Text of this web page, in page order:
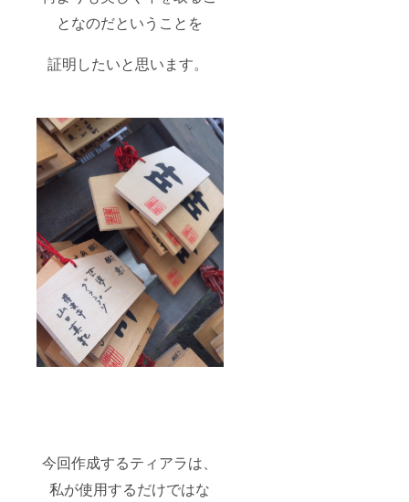
となのだということを
証明したいと思います。
今回作成するティアラは、
私が使用するだけではな